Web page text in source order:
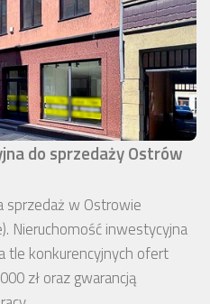
do sprzedaży Ostrów
sprzedaż w Ostrowie
Nieruchomość inwestycyjna
tle konkurencyjnych ofert
zł oraz gwarancją